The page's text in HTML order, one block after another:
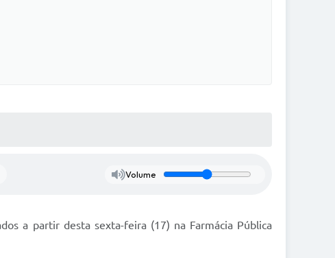
Volume
a partir desta sexta-feira (17) na Farmácia Pública